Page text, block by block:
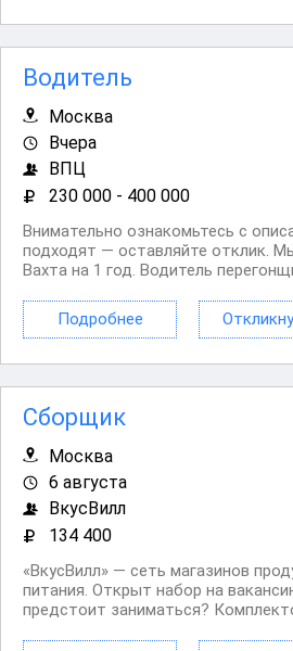
Водитель
Москва
Вчера
ВПЦ
230 000 - 400 000
Внимательно ознакомьтесь с
подходят — оставляйте отклик.
Вахта на 1 год. Водитель
маршруты. Выплаты строго в
и всему научим. Высокое
после оформления.
Подробнее
Сборщик
Москва
6 августа
ВкусВилл
134 400
«ВкусВилл» — сеть магазинов
питания. Открыт набор на
предстоит заниматься?